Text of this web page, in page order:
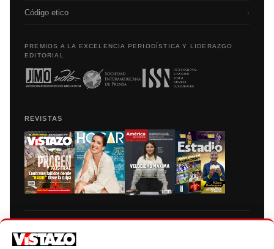
Código etico ›
PREMIOS A LA EXCELENCIA PERIODÍSTICA Y LIDERAZGO
EDITORIAL
REVISTAS
autorización escrita de su titular, de todos los contenidos de Vistazo.com.